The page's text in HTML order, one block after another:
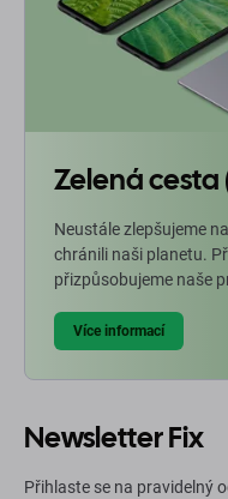
Zelená cesta
Neustále zlepšujeme
chránili naši planetu.
přizpůsobujeme naše
Více informací
Newsletter Fix
Přihlaste se na pravidelný